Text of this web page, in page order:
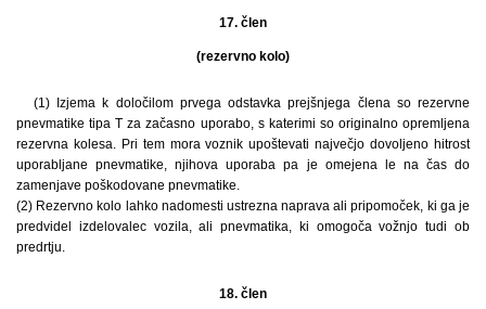
17. člen
(rezervno kolo)
(1) Izjema k določilom prvega odstavka prejšnjega člena so rezervne
pnevmatike tipa T za začasno uporabo, s katerimi so originalno opremljena
rezervna kolesa. Pri tem mora voznik upoštevati največjo dovoljeno hitrost
uporabljane pnevmatike, njihova uporaba pa je omejena le na čas do
zamenjave poškodovane pnevmatike.
(2) Rezervno kolo lahko nadomesti ustrezna naprava ali pripomoček, ki ga je
predvidel izdelovalec vozila, ali pnevmatika, ki omogoča vožnjo tudi ob
predrtju.
18. člen